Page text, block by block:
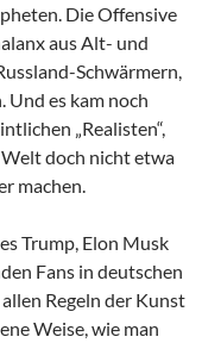
Die Offensive
aus Alt- und
Schwärmern,
es kam noch
„Realisten“,
doch nicht etwa
machen.
Trump, Elon Musk
Fans in deutschen
Regeln der Kunst
Weise, wie man